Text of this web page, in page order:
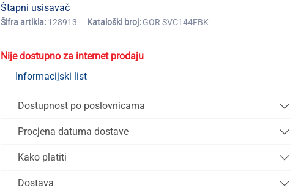
Štapni usisavač
Šifra artikla: 128913 Kataloški broj: GOR SVC144FBK
Nije dostupno za internet prodaju
Informacijski list
Dostupnost po poslovnicama
Procjena datuma dostave
Kako platiti
Dostava